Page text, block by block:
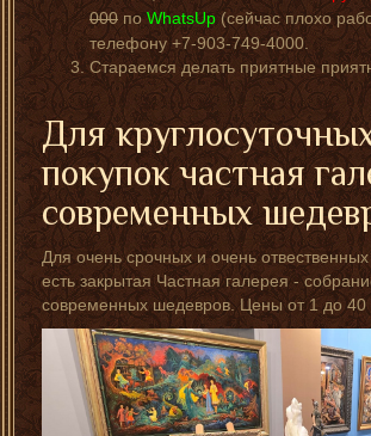
000 по WhatsUp (сейчас плохо
телефону +7-903-749-4000.
Стараемся делать приятные
Для
покупок частная
современных
Для очень срочных и очень
есть закрытая Частная галерея -
современных шедевров. Цены от 1 до 40